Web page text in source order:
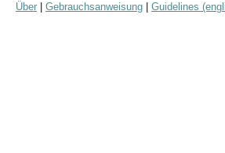
Über Gebrauchsanweisung Guidelines